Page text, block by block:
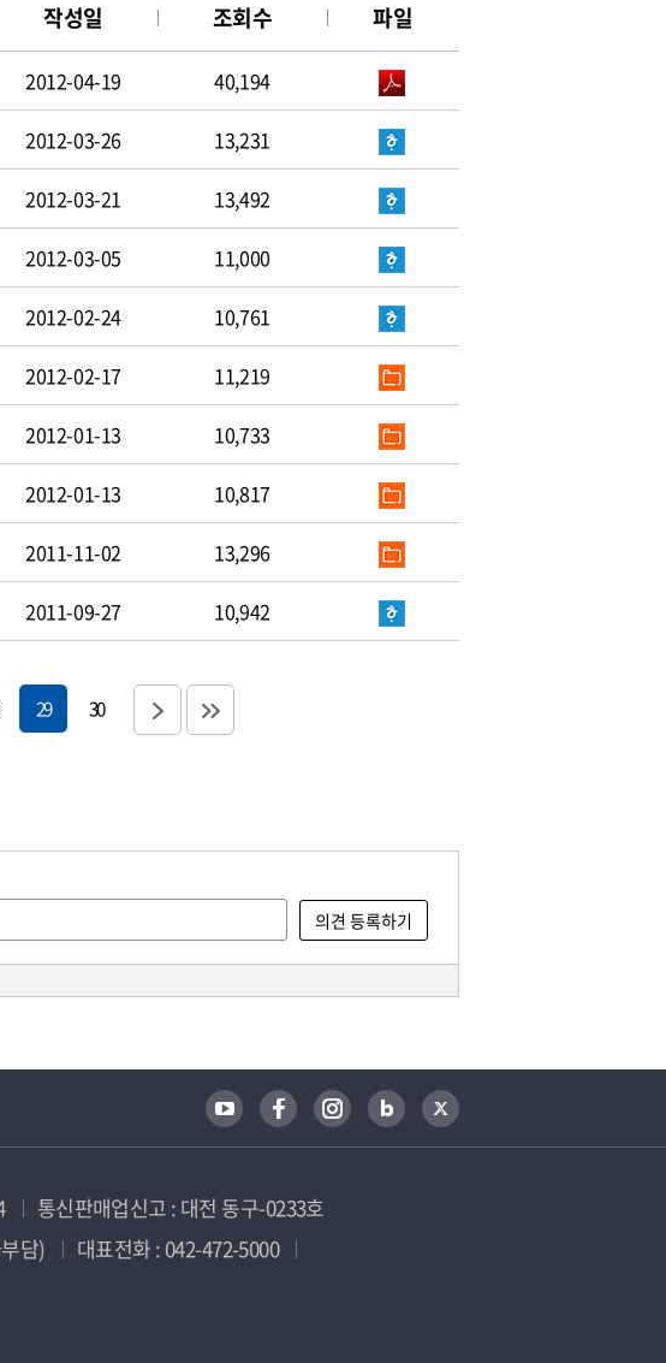
작성일 조회수 파일
2012-04-19 40,194
2012-03-26 13,231
2012-03-21 13,492
2012-03-05 11,000
2012-02-24 10,761
2012-02-17 11,219
2012-01-13 10,733
2012-01-13 10,817
2011-11-02 13,296
2011-09-27 10,942
29 30
통신판매업신고 : 대전 동구-0233호
담)
대표전화 : 042-472-5000